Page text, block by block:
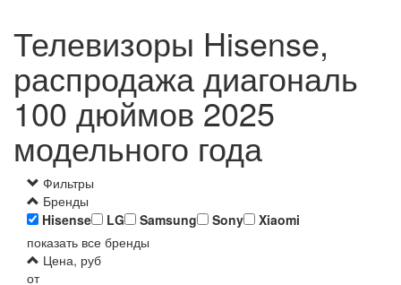
Телевизоры Hisense,
распродажа диагональ
100 дюймов 2025
модельного года
Фильтры
Бренды
Hisense
LG Samsung Sony
Xiaomi
показать все бренды
Цена, руб
от